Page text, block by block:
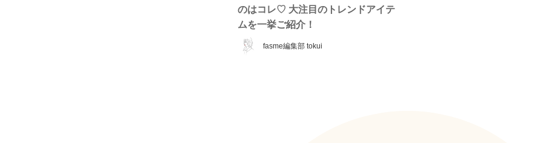
fasme編集部 tokui
のはコレ♡ 大注目のトレンドアイテ
ムを一挙ご紹介！